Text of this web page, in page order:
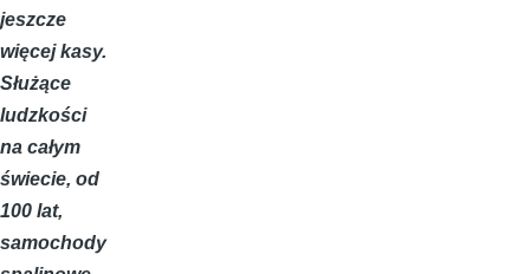
jeszcze
więcej kasy.
Służące
ludzkości
na całym
świecie, od
100 lat,
samochody